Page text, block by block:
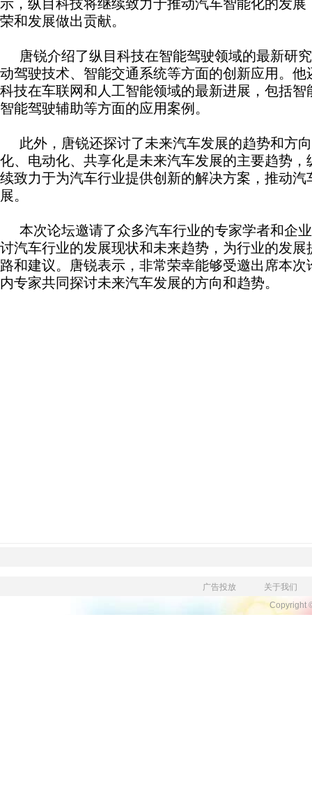
示，纵目科技将继续致力于推动汽车智能化的发展
荣和发展做出贡献。
唐锐介绍了纵目科技在智能驾驶领域的最新研
动驾驶技术、智能交通系统等方面的创新应用。他
科技在车联网和人工智能领域的最新进展，包括智
智能驾驶辅助等方面的应用案例。
此外，唐锐还探讨了未来汽车发展的趋势和方
化、电动化、共享化是未来汽车发展的主要趋势，
续致力于为汽车行业提供创新的解决方案，推动汽
展。
本次论坛邀请了众多汽车行业的专家学者和企
讨汽车行业的发展现状和未来趋势，为行业的发展
路和建议。唐锐表示，非常荣幸能够受邀出席本次
内专家共同探讨未来汽车发展的方向和趋势。
广告投放
关于我们
Copyright